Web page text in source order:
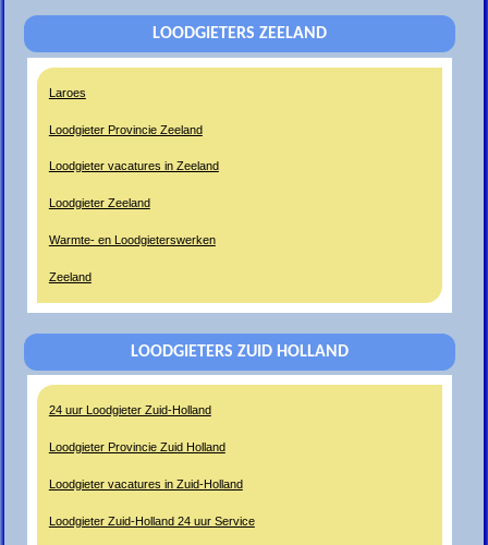
LOODGIETERS ZEELAND
Laroes
Loodgieter Provincie Zeeland
Loodgieter vacatures in Zeeland
Loodgieter Zeeland
Warmte- en Loodgieterswerken
Zeeland
LOODGIETERS ZUID HOLLAND
24 uur Loodgieter Zuid-Holland
Loodgieter Provincie Zuid Holland
Loodgieter vacatures in Zuid-Holland
Loodgieter Zuid-Holland 24 uur Service